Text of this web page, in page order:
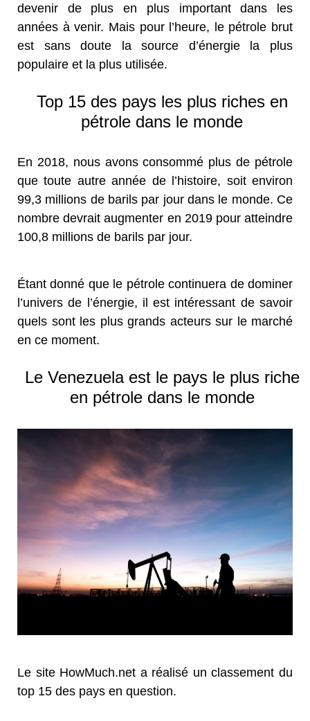
devenir de plus en plus important dans les
années à venir. Mais pour l’heure, le pétrole brut
est sans doute la source d’énergie la plus
populaire et la plus utilisée.
Top 15 des pays les plus riches en
pétrole dans le monde
En 2018, nous avons consommé plus de pétrole
que toute autre année de l’histoire, soit environ
99,3 millions de barils par jour dans le monde. Ce
nombre devrait augmenter en 2019 pour atteindre
100,8 millions de barils par jour.
Étant donné que le pétrole continuera de dominer
l’univers de l’énergie, il est intéressant de savoir
quels sont les plus grands acteurs sur le marché
en ce moment.
Le Venezuela est le pays le plus riche
en pétrole dans le monde
Le site HowMuch.net a réalisé un classement du
top 15 des pays en question.